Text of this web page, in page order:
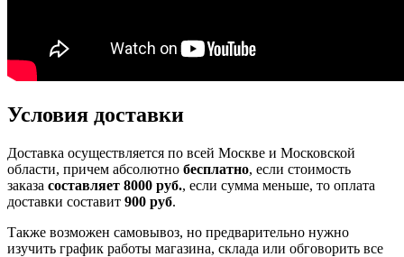
Условия доставки
Доставка осуществляется по всей Москве и Московской
области, причем абсолютно бесплатно, если стоимость
заказа составляет 8000 руб., если сумма меньше, то оплата
доставки составит 900 руб.
Также возможен самовывоз, но предварительно нужно
изучить график работы магазина, склада или обговорить все